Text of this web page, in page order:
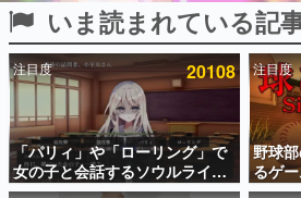
ピックアップ
電ファミのいま読まれている記事ランキ
アプリセール情報
インタビュー
いま読まれている記
注目度 20108
「パリィ」や「ローリング」で
女の子と会話するソウルライク
恋愛ゲーム『小早川さんはソウ
注目度
野球
るゲ